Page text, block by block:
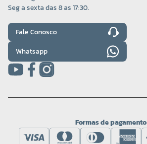
Seg a sexta das 8 as 17:30.
Fale Conosco
Whatsapp
Formas de pagamento